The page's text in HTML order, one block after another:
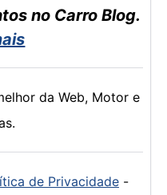
no Carro Blog.
da Web, Motor e
de Privacidade-